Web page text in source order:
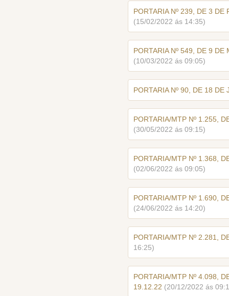
PORTARIA Nº 239, DE 3
(15/02/2022 ás 14:35)
PORTARIA Nº 549, DE 9
(10/03/2022 ás 09:05)
PORTARIA Nº 90, DE 18 DE
PORTARIA/MTP Nº 1.255,
(30/05/2022 ás 09:15)
PORTARIA/MTP Nº 1.368,
(02/06/2022 ás 09:05)
PORTARIA/MTP Nº 1.690,
(24/06/2022 ás 14:20)
PORTARIA/MTP Nº 2.281,
16:25)
PORTARIA/MTP Nº 4.098,
19.12.22 (20/12/2022 ás